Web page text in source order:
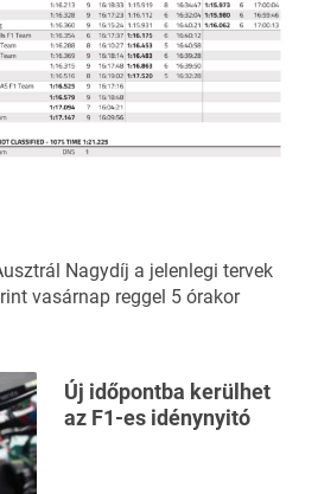
Nagydíj a jelenlegi tervek
vasárnap reggel 5 órakor
Új időpontba kerülhet
az F1-es idénynyitó